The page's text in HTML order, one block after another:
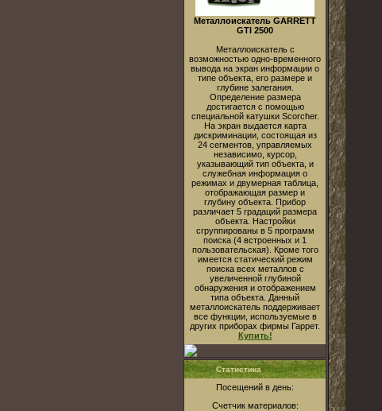
Металлоискатель GARRETT
GTI 2500
Металлоискатель с
возможностью одно-временного
вывода на экран информации о
типе объекта, его размере и
глубине залегания.
Определение размера
достигается с помощью
специальной катушки Scorcher.
На экран выдается карта
дискриминации, состоящая из
24 сегментов, управляемых
независимо, курсор,
указывающий тип объекта, и
служебная информация о
режимах и двумерная таблица,
отображающая размер и
глубину объекта. Прибор
различает 5 градаций размера
объекта. Настройки
сгруппированы в 5 программ
поиска (4 встроенных и 1
пользовательская). Кроме того
имеется статический режим
поиска всех металлов с
увеличенной глубиной
обнаружения и отображением
типа объекта. Данный
металлоискатель поддерживает
все функции, используемые в
других приборах фирмы Гаррет.
Купить!
Статистика
Посещений в день:
Счетчик материалов: